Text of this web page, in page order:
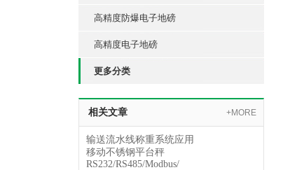
高精度防爆电子地磅
高精度电子地磅
更多分类
相关文章 +MORE
输送流水线称重系统应用
移动不锈钢平台秤
RS232/RS485/Modbus/